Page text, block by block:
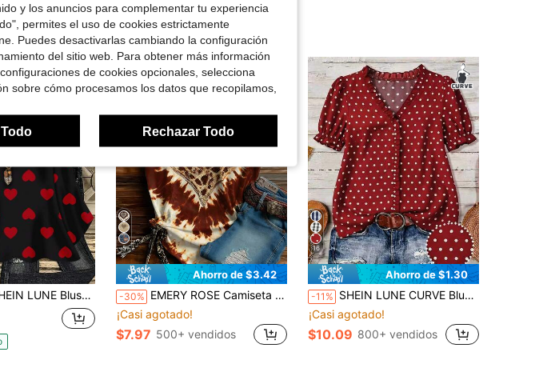
de manga 3/4 con cuello redondo y estampado de corazones en todo el diseño, para mujer talla grande, estilo romántico y casual. Camisa de San Valentín, regalo de San Valentín
5
Ahorro de $3.42
-30% EMERY ROSE Camiseta de manga corta para mujer talla grande estilo vintage americano con estampado de leopardo tie-dye y corazón de strass, edición limitada de San Valentín, top holgado exquisito para uso casual diario y citas
¡Casi agotado!
$7.97 500+ vendidos
16
Ahorro de $1.30
-11% SHEIN LUNE CURVE Blusa con cuello en V, volantes y lunares, corte holgado y favorecedora para tallas grandes de mujer
¡Casi agotado!
$10.09 800+ vendidos
y los anuncios para complementar tu experiencia
permites el uso de cookies estrictamente
Puedes desactivarlas cambiando la configuración
del sitio web. Para obtener más información
de cookies opcionales, selecciona
sobre cómo procesamos los datos que recopilamos,
Rechazar Todo